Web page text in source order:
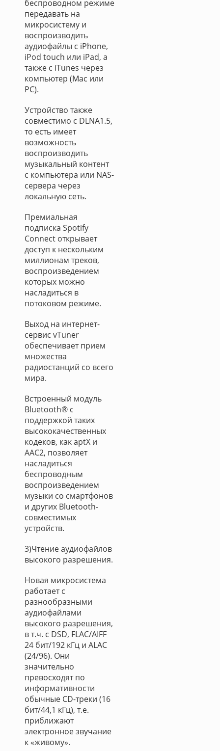
беспроводном режиме
передавать на
микросистему и
воспроизводить
аудиофайлы с iPhone,
iPod touch или iPad, а
также с iTunes через
компьютер (Mac или
PC).
Устройство также
совместимо с DLNA1.5,
то есть имеет
возможность
воспроизводить
музыкальный контент
с компьютера или NAS-
сервера через
локальную сеть.
Премиальная
подписка Spotify
Connect открывает
доступ к нескольким
миллионам треков,
воспроизведением
которых можно
насладиться в
потоковом режиме.
Выход на интернет-
сервис vTuner
обеспечивает прием
множества
радиостанций со всего
мира.
Встроенный модуль
Bluetooth® с
поддержкой таких
высококачественных
кодеков, как aptX и
AAC2, позволяет
насладиться
беспроводным
воспроизведением
музыки со смартфонов
и других Bluetooth-
совместимых
устройств.
3)Чтение аудиофайлов
высокого разрешения.
Новая микросистема
работает с
разнообразными
аудиофайлами
высокого разрешения,
в т.ч. с DSD, FLAC/AIFF
24 бит/192 кГц и ALAC
(24/96). Они
значительно
превосходят по
информативности
обычные CD-треки (16
бит/44,1 кГц), т.е.
приближают
электронное звучание
к «живому».